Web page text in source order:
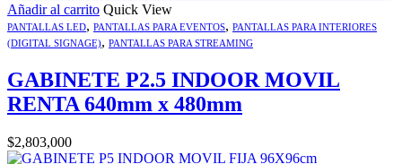
Añadir al carrito Quick View
PANTALLAS LED, PANTALLAS PARA EVENTOS, PANTALLAS PARA INTERIORES
(DIGITAL SIGNAGE), PANTALLAS PARA STREAMING
GABINETE P2.5 INDOOR MOVIL
RENTA 640mm x 480mm
$2,803,000